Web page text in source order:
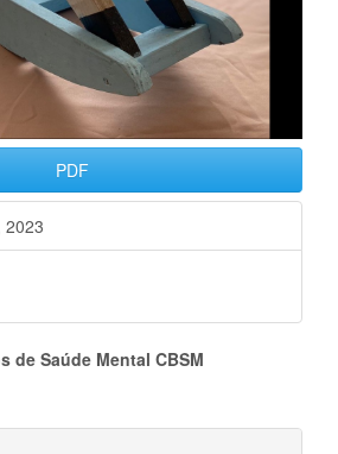
PDF
2023
de Saúde Mental CBSM